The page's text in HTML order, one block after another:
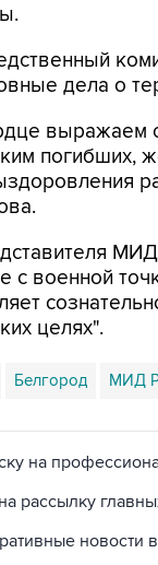
дела о
выражаем
погибших,
с военной
целях".
Белгород МИД
на
рассылку
новости